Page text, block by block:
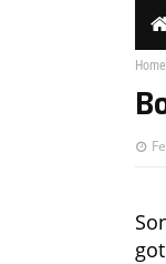
Home